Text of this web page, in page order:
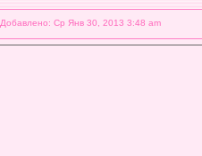
Добавлено: Ср Янв 30, 2013 3:48 am